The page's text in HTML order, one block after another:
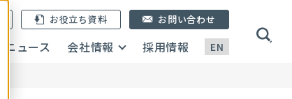
EN
お役立ち資料
ニュース 会社情報 採用情報
お問い合わせ